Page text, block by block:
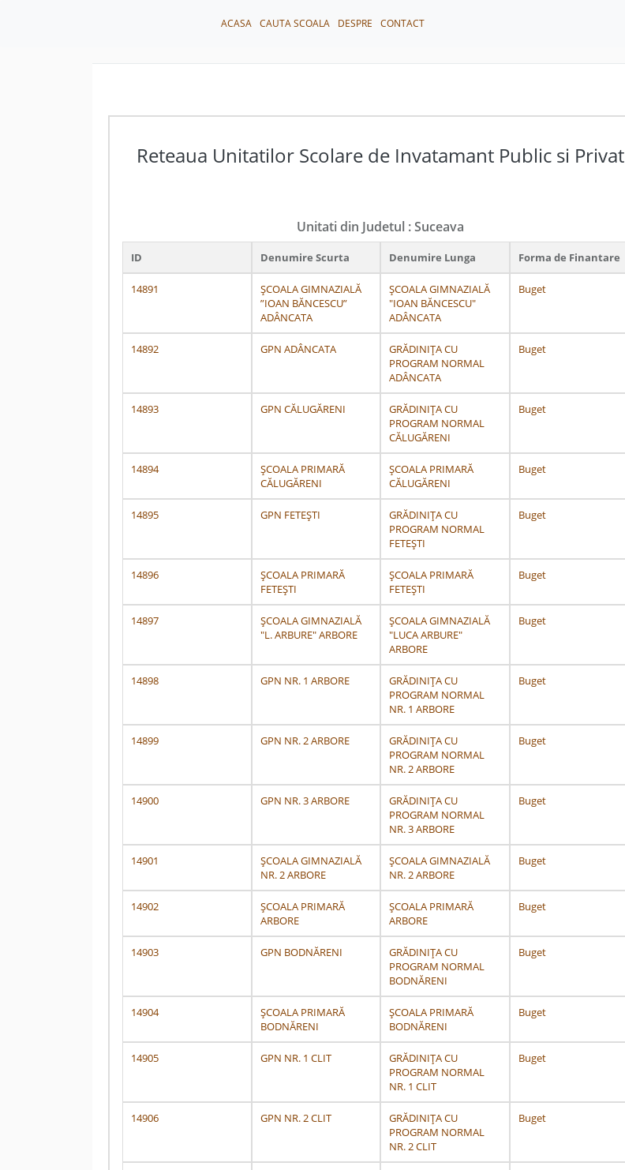
ACASA CAUTA SCOALA DESPRE CONTACT
Reteaua Unitatilor Scolare de Invatamant Public si Privat
Unitati din Judetul : Suceava
ID Denumire Scurta Denumire Lunga Forma de Finantare
14891
ȘCOALA GIMNAZIALĂ
”IOAN BĂNCESCU”
ADÂNCATA
ȘCOALA GIMNAZIALĂ
"IOAN BĂNCESCU"
ADÂNCATA
Buget
14892 GPN ADÂNCATA
GRĂDINIȚA CU
PROGRAM NORMAL
ADÂNCATA
Buget
14893 GPN CĂLUGĂRENI
GRĂDINIȚA CU
PROGRAM NORMAL
CĂLUGĂRENI
Buget
14894
ȘCOALA PRIMARĂ
CĂLUGĂRENI
ȘCOALA PRIMARĂ
CĂLUGĂRENI
Buget
14895 GPN FETEȘTI
GRĂDINIȚA CU
PROGRAM NORMAL
FETEȘTI
Buget
14896
ȘCOALA PRIMARĂ
FETEȘTI
ȘCOALA PRIMARĂ
FETEȘTI
Buget
14897
ȘCOALA GIMNAZIALĂ
"L. ARBURE" ARBORE
ȘCOALA GIMNAZIALĂ
"LUCA ARBURE"
ARBORE
Buget
14898 GPN NR. 1 ARBORE
GRĂDINIȚA CU
PROGRAM NORMAL
NR. 1 ARBORE
Buget
14899 GPN NR. 2 ARBORE
GRĂDINIȚA CU
PROGRAM NORMAL
NR. 2 ARBORE
Buget
14900 GPN NR. 3 ARBORE
GRĂDINIȚA CU
PROGRAM NORMAL
NR. 3 ARBORE
Buget
14901
ȘCOALA GIMNAZIALĂ
NR. 2 ARBORE
ȘCOALA GIMNAZIALĂ
NR. 2 ARBORE
Buget
14902
ȘCOALA PRIMARĂ
ARBORE
ȘCOALA PRIMARĂ
ARBORE
Buget
14903 GPN BODNĂRENI
GRĂDINIȚA CU
PROGRAM NORMAL
BODNĂRENI
Buget
14904
ȘCOALA PRIMARĂ
BODNĂRENI
ȘCOALA PRIMARĂ
BODNĂRENI
Buget
14905 GPN NR. 1 CLIT
GRĂDINIȚA CU
PROGRAM NORMAL
NR. 1 CLIT
Buget
14906 GPN NR. 2 CLIT
GRĂDINIȚA CU
PROGRAM NORMAL
NR. 2 CLIT
Buget